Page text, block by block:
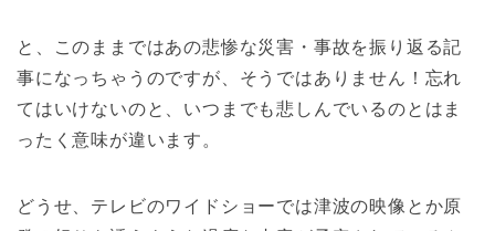
と、このままではあの悲惨な災害・事故を振り返る記
事になっちゃうのですが、そうではありません！忘れ
てはいけないのと、いつまでも悲しんでいるのとはま
ったく意味が違います。
どうせ、テレビのワイドショーでは津波の映像とか原